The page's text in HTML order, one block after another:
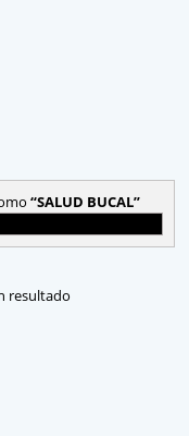
SALUD BUCAL
resultado